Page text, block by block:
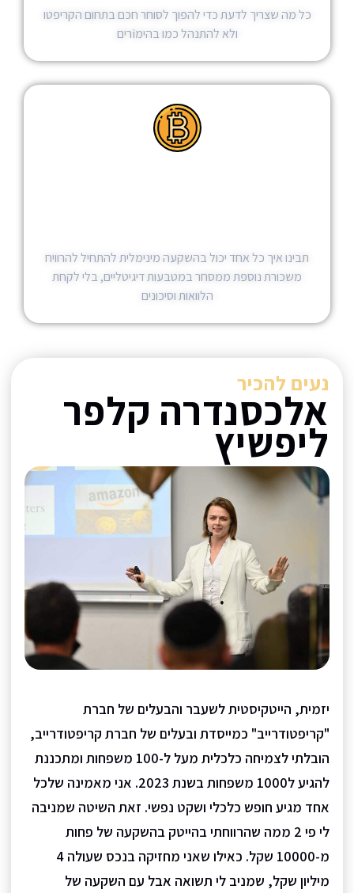
כל מה שצריך לדעת כדי להפוך לסוחר חכם בתחום הקריפטו
ולא להתנהל כמו בהימiרים
תבינו איך כל אחד יכול בהשקעה מינימלית להתחיל להרוויח
משכורת נוספת ממסחר במטבעות דיגיטליים, בלי לקחת
הלוואות וסיכונים
נעים להכיר
אלכסנדרה קלפר
ליפשיץ
יזמית, הייטקיסטית לשעבר והבעלים של חברת
"קריפטודרייב" כמייסדת ובעלים של חברת קריפטודרייב,
הובלתי לצמיחה כלכלית מעל ל-100 משפחות ומתכננת
להגיע ל1000 משפחות בשנת 2023. אני מאמינה שלכל
אחד מגיע חופש כלכלי ושקט נפשי. זאת השיטה שמניבה
לי פי 2 ממה שהרווחתי בהייטק בהשקעה של פחות
מ-10000 שקל. כאילו שאני מחזיקה בנכס שעולה 4
מיליון שקל, שמניב לי תשואה אבל עם השקעה של